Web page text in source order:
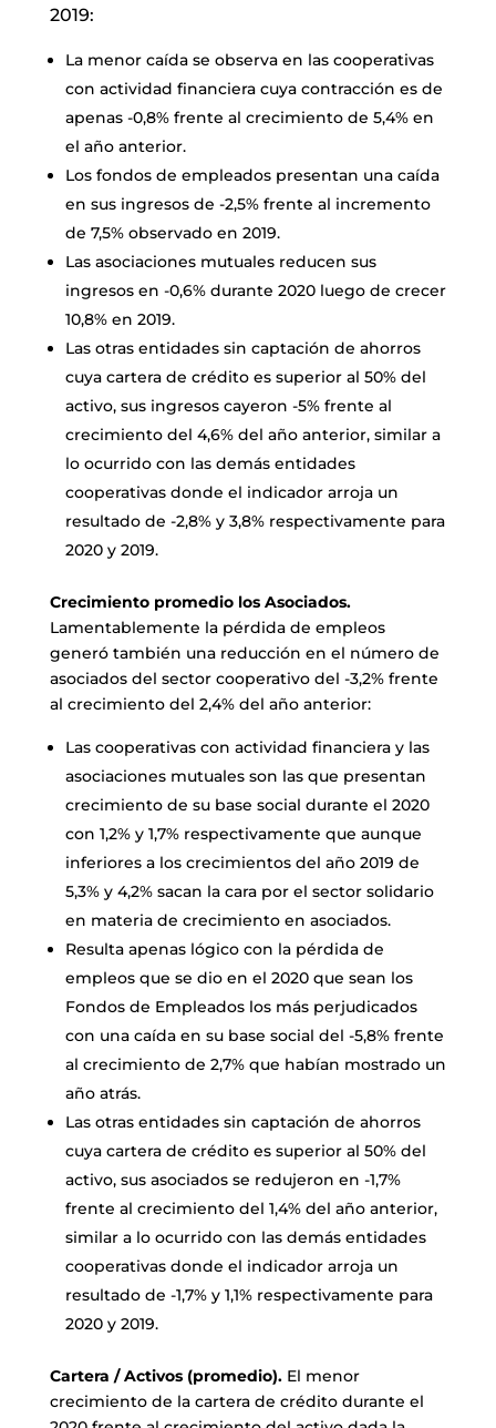
2019:
La menor caída se observa en las cooperativas
con actividad financiera cuya contracción es de
apenas -0,8% frente al crecimiento de 5,4% en
el año anterior.
Los fondos de empleados presentan una caída
en sus ingresos de -2,5% frente al incremento
de 7,5% observado en 2019.
Las asociaciones mutuales reducen sus
ingresos en -0,6% durante 2020 luego de crecer
10,8% en 2019.
Las otras entidades sin captación de ahorros
cuya cartera de crédito es superior al 50% del
activo, sus ingresos cayeron -5% frente al
crecimiento del 4,6% del año anterior, similar a
lo ocurrido con las demás entidades
cooperativas donde el indicador arroja un
resultado de -2,8% y 3,8% respectivamente para
2020 y 2019.
Crecimiento promedio los Asociados.
Lamentablemente la pérdida de empleos
generó también una reducción en el número de
asociados del sector cooperativo del -3,2% frente
al crecimiento del 2,4% del año anterior:
Las cooperativas con actividad financiera y las
asociaciones mutuales son las que presentan
crecimiento de su base social durante el 2020
con 1,2% y 1,7% respectivamente que aunque
inferiores a los crecimientos del año 2019 de
5,3% y 4,2% sacan la cara por el sector solidario
en materia de crecimiento en asociados.
Resulta apenas lógico con la pérdida de
empleos que se dio en el 2020 que sean los
Fondos de Empleados los más perjudicados
con una caída en su base social del -5,8% frente
al crecimiento de 2,7% que habían mostrado un
año atrás.
Las otras entidades sin captación de ahorros
cuya cartera de crédito es superior al 50% del
activo, sus asociados se redujeron en -1,7%
frente al crecimiento del 1,4% del año anterior,
similar a lo ocurrido con las demás entidades
cooperativas donde el indicador arroja un
resultado de -1,7% y 1,1% respectivamente para
2020 y 2019.
Cartera / Activos (promedio).El menor
crecimiento de la cartera de crédito durante el